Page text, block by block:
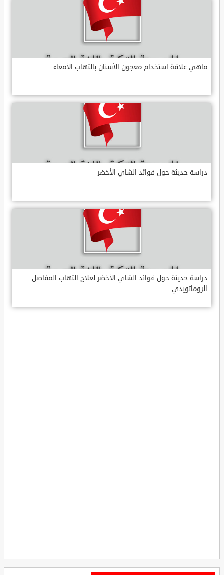
ماهي علاقة استخدام معجون الأسنان بالتهاب الأمعاء
دراسة حديثة حول فوائد الشاي الأخضر
دراسة حديثة حول فوائد الشاي الأخضر لعلاج التهاب المفاصل
الروماتويدي